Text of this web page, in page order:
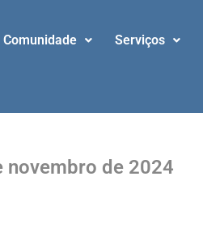
Comunidade Serviços
novembro de 2024